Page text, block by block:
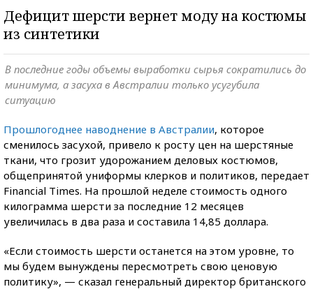
Дефицит шерсти вернет моду на костюмы
из синтетики
В последние годы объемы выработки сырья сократились до
минимума, а засуха в Австралии только усугубила
ситуацию
Прошлогоднее наводнение в Австралии, которое
сменилось засухой, привело к росту цен на шерстяные
ткани, что грозит удорожанием деловых костюмов,
общепринятой униформы клерков и политиков, передает
Financial Times. На прошлой неделе стоимость одного
килограмма шерсти за последние 12 месяцев
увеличилась в два раза и составила 14,85 доллара.
«Если стоимость шерсти останется на этом уровне, то
мы будем вынуждены пересмотреть свою ценовую
политику», — сказал генеральный директор британского